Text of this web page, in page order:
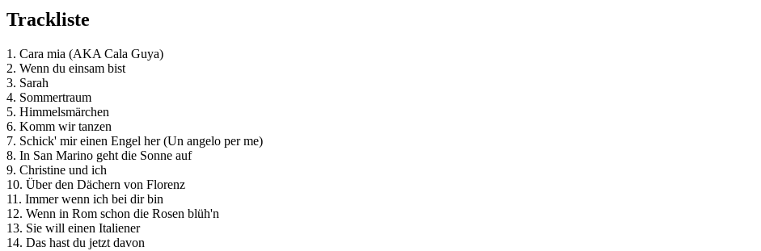
Trackliste
1. Cara mia (AKA Cala Guya)
2. Wenn du einsam bist
3. Sarah
4. Sommertraum
5. Himmelsmärchen
6. Komm wir tanzen
7. Schick' mir einen Engel her (Un angelo per me)
8. In San Marino geht die Sonne auf
9. Christine und ich
10. Über den Dächern von Florenz
11. Immer wenn ich bei dir bin
12. Wenn in Rom schon die Rosen blüh'n
13. Sie will einen Italiener
14. Das hast du jetzt davon